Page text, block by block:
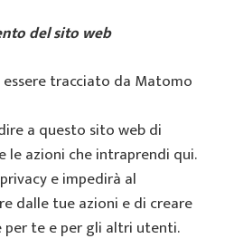
del sito web
tracciato da Matomo
a questo sito web di
le azioni che intraprendi qui.
e impedirà al
dalle tue azioni e di creare
per te e per gli altri utenti.